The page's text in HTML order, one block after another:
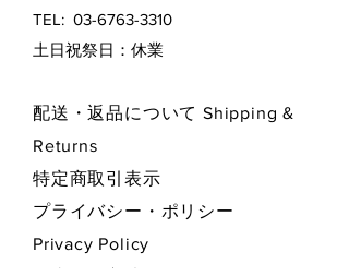
TEL: 03-6763-3310
​土日祝祭日：休業
配送・返品について Shipping &
Returns
特定商取引表示
プライバシー・ポリシー
Privacy Policy